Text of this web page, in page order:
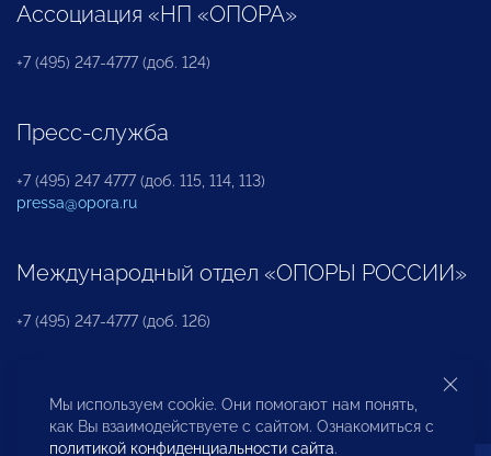
Ассоциация «НП «ОПОРА»
+7 (495) 247-4777 (доб. 124)
Пресс-служба
+7 (495) 247 4777 (доб. 115, 114, 113)
pressa@opora.ru
Международный отдел «ОПОРЫ РОССИИ»
+7 (495) 247-4777 (доб. 126)
Бюро по защите прав предпринимателей и
инвесторов
Мы используем cookie. Они помогают нам понять,
как Вы взаимодействуете с сайтом. Ознакомиться с
политикой конфиденциальности сайта.